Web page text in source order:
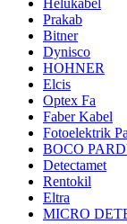
Helukabel
Prakab
Bitner
Dynisco
HOHNER
Elcis
Optex Fa
Faber Kabel
Fotoelektrik
BOCO
Detectamet
Rentokil
Eltra
MICRO